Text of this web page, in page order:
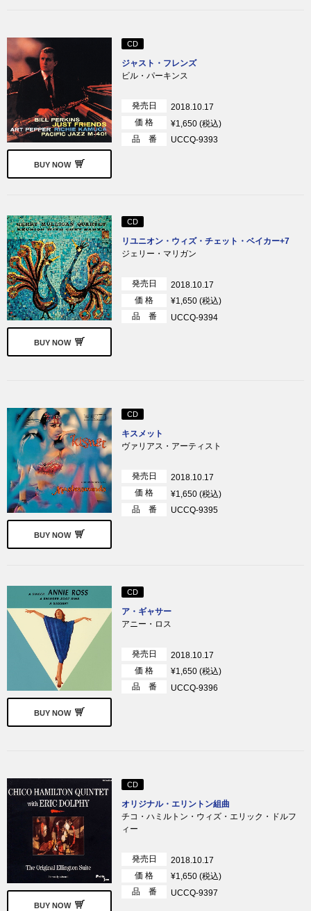
BUY NOW
CD
ジャスト・フレンズ
ビル・パーキンス
発売日
2018.10.17
価 格
¥1,650 (税込)
品 番
UCCQ-9393
BUY NOW
CD
リユニオン・ウィズ・チェット・ベイカー+7
ジェリー・マリガン
発売日
2018.10.17
価 格
¥1,650 (税込)
品 番
UCCQ-9394
BUY NOW
CD
キスメット
ヴァリアス・アーティスト
発売日
2018.10.17
価 格
¥1,650 (税込)
品 番
UCCQ-9395
BUY NOW
CD
ア・ギャサー
アニー・ロス
発売日
2018.10.17
価 格
¥1,650 (税込)
品 番
UCCQ-9396
BUY NOW
CD
オリジナル・エリントン組曲
チコ・ハミルトン・ウィズ・エリック・ドルフ
ィー
発売日
2018.10.17
価 格
¥1,650 (税込)
品 番
UCCQ-9397